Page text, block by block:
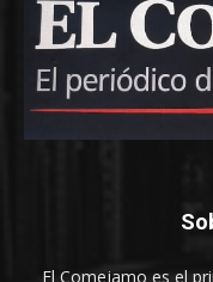
El Comejamo es el